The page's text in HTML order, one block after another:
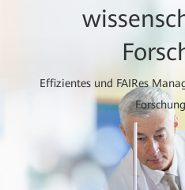
Effizientes und FAIRes